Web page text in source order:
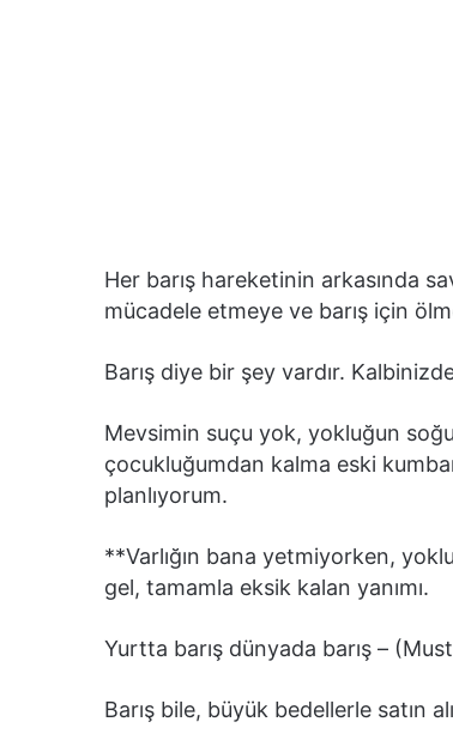
Her barış hareketinin arkasında
mücadele etmeye ve barış için
Barış diye bir şey vardır.
Mevsimin suçu yok, yokluğun
çocukluğumdan kalma eski
planlıyorum.
**Varlığın bana yetmiyorken,
gel, tamamla eksik kalan yanımı.
Yurtta barış dünyada barış –
Barış bile, büyük bedellerle satın